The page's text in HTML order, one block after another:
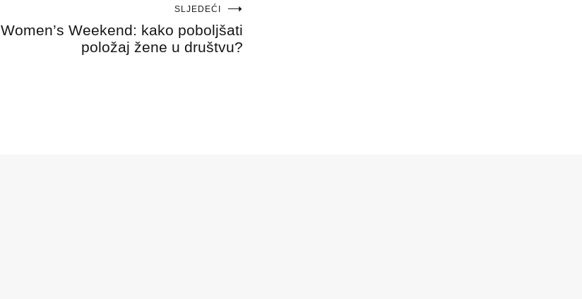
SLJEDEĆI
Women’s Weekend: kako poboljšati
položaj žene u društvu?